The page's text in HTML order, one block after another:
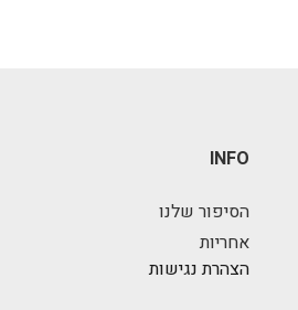
INFO
הסיפור שלנו
אחריות
הצהרת נגישות